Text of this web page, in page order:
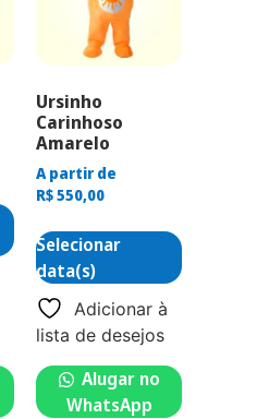
Ursinho
Carinhoso
Amarelo
A partir de
R$550,00
Selecionar
data(s)
Adicionar à
lista de desejos
Alugar no
WhatsApp